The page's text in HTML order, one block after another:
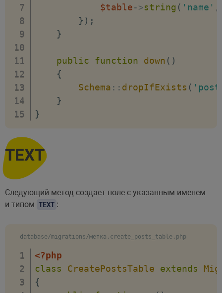
$table->string ( 'name' ,
} ) ;
}
public function down ( )
{
Schema :: dropIfExists (
}
}
TEXT
Следующий метод создает поле с указанным именем
и типом TEXT :
database/migrations/метка.create_posts_table.php
<?php
class
CreatePostsTable extends
{